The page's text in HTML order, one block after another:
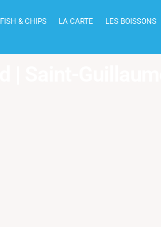
FISH & CHIPS LA CARTE LES BOISSONS